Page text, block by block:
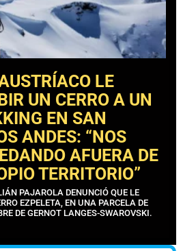
LE
UN CERRO A UN
EN SAN
ANDES: “NOS
AFUERA DE
TERRITORIO”
PAJAROLA DENUNCIÓ QUE LE
EZPELETA, EN UNA PARCELA DE
DE GERNOT LANGES-SWAROVSKI.